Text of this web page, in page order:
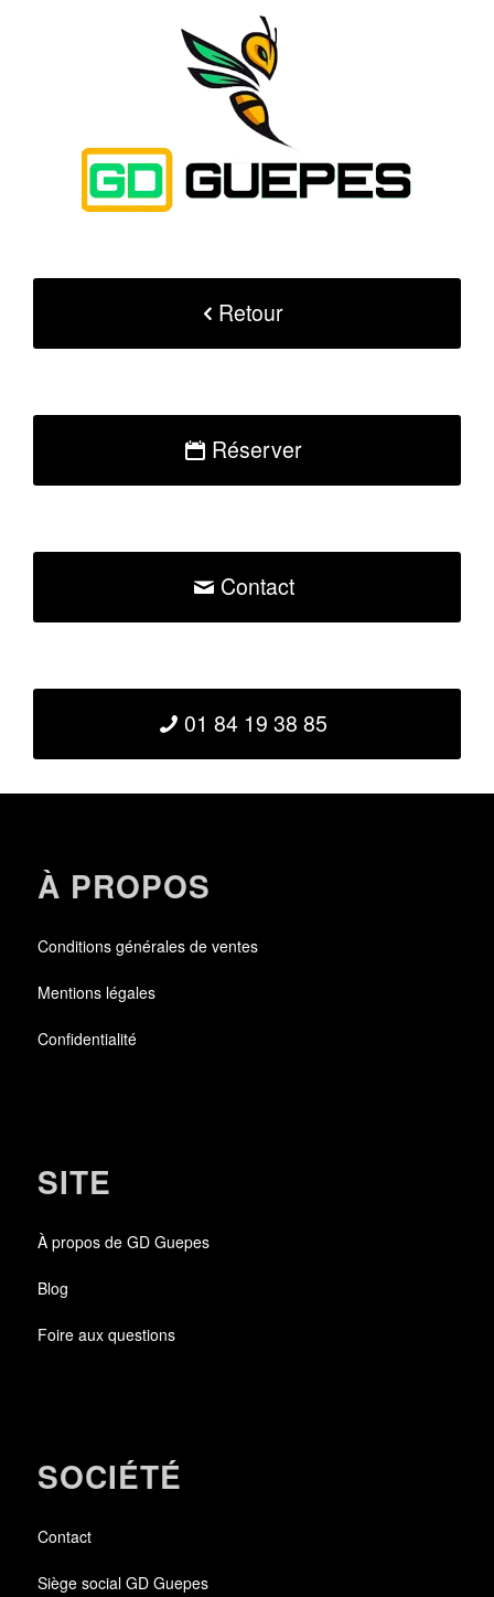
Retour
Réserver
Contact
01 84 19 38 85
À PROPOS
Conditions générales de ventes
Mentions légales
Confidentialité
SITE
À propos de GD Guepes
Blog
Foire aux questions
SOCIÉTÉ
Contact
Siège social GD Guepes